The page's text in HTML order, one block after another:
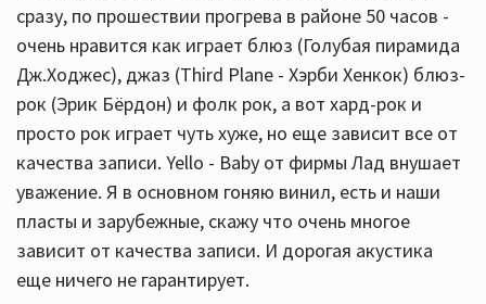
сразу, по прошествии прогрева в районе 50 часов -
очень нравится как играет блюз (Голубая пирамида
Дж.Ходжес), джаз (Third Plane - Хэрби Хенкок) блюз-
рок (Эрик Бёрдон) и фолк рок, а вот хард-рок и
просто рок играет чуть хуже, но еще зависит все от
качества записи. Yello - Baby от фирмы Лад внушает
уважение. Я в основном гоняю винил, есть и наши
пласты и зарубежные, скажу что очень многое
зависит от качества записи. И дорогая акустика
еще ничего не гарантирует.